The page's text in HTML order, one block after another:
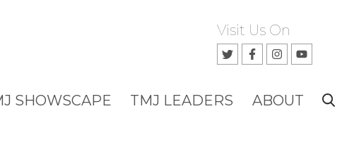
Visit Us On
SHOWSCAPE TMJ LEADERS ABOUT